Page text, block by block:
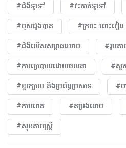
#ជំងឺទូទៅ
#វះកាត់ទូទៅ
#ឫសដូងបាត
#ក្រពះ ពោះវៀន
#ជំងឺលើសសម្ពាធឈាម
#​រូបភា
#ការព្យាបាលដោយ​ចលនា
#សួត
#ខួរក្បាល និងប្រព័ន្ធប្រសាទ
#ម
#កាមរោគ
#តម្រងនោម
#សុខភាពស្រ្តី